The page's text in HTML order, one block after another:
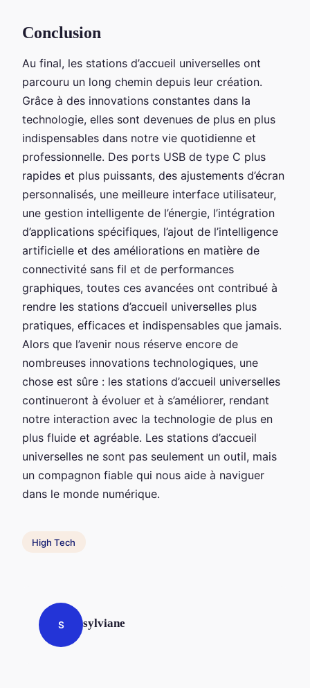
Conclusion
Au final, les stations d’accueil universelles ont
parcouru un long chemin depuis leur création.
Grâce à des innovations constantes dans la
technologie, elles sont devenues de plus en plus
indispensables dans notre vie quotidienne et
professionnelle. Des ports USB de type C plus
rapides et plus puissants, des ajustements d’écran
personnalisés, une meilleure interface utilisateur,
une gestion intelligente de l’énergie, l’intégration
d’applications spécifiques, l’ajout de l’intelligence
artificielle et des améliorations en matière de
connectivité sans fil et de performances
graphiques, toutes ces avancées ont contribué à
rendre les stations d’accueil universelles plus
pratiques, efficaces et indispensables que jamais.
Alors que l’avenir nous réserve encore de
nombreuses innovations technologiques, une
chose est sûre : les stations d’accueil universelles
continueront à évoluer et à s’améliorer, rendant
notre interaction avec la technologie de plus en
plus fluide et agréable. Les stations d’accueil
universelles ne sont pas seulement un outil, mais
un compagnon fiable qui nous aide à naviguer
dans le monde numérique.
High Tech
S sylviane